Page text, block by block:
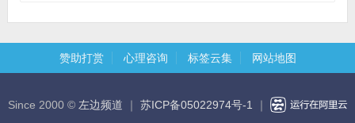
赞助打赏 心理咨询 标签云集 网站地图
Since 2000 © 左边频道 ｜ 苏ICP备05022974号-1 ｜